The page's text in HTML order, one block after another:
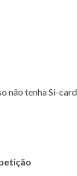
não tenha Si-